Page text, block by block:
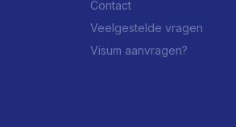
Contact
Veelgestelde vragen
Visum aanvragen?